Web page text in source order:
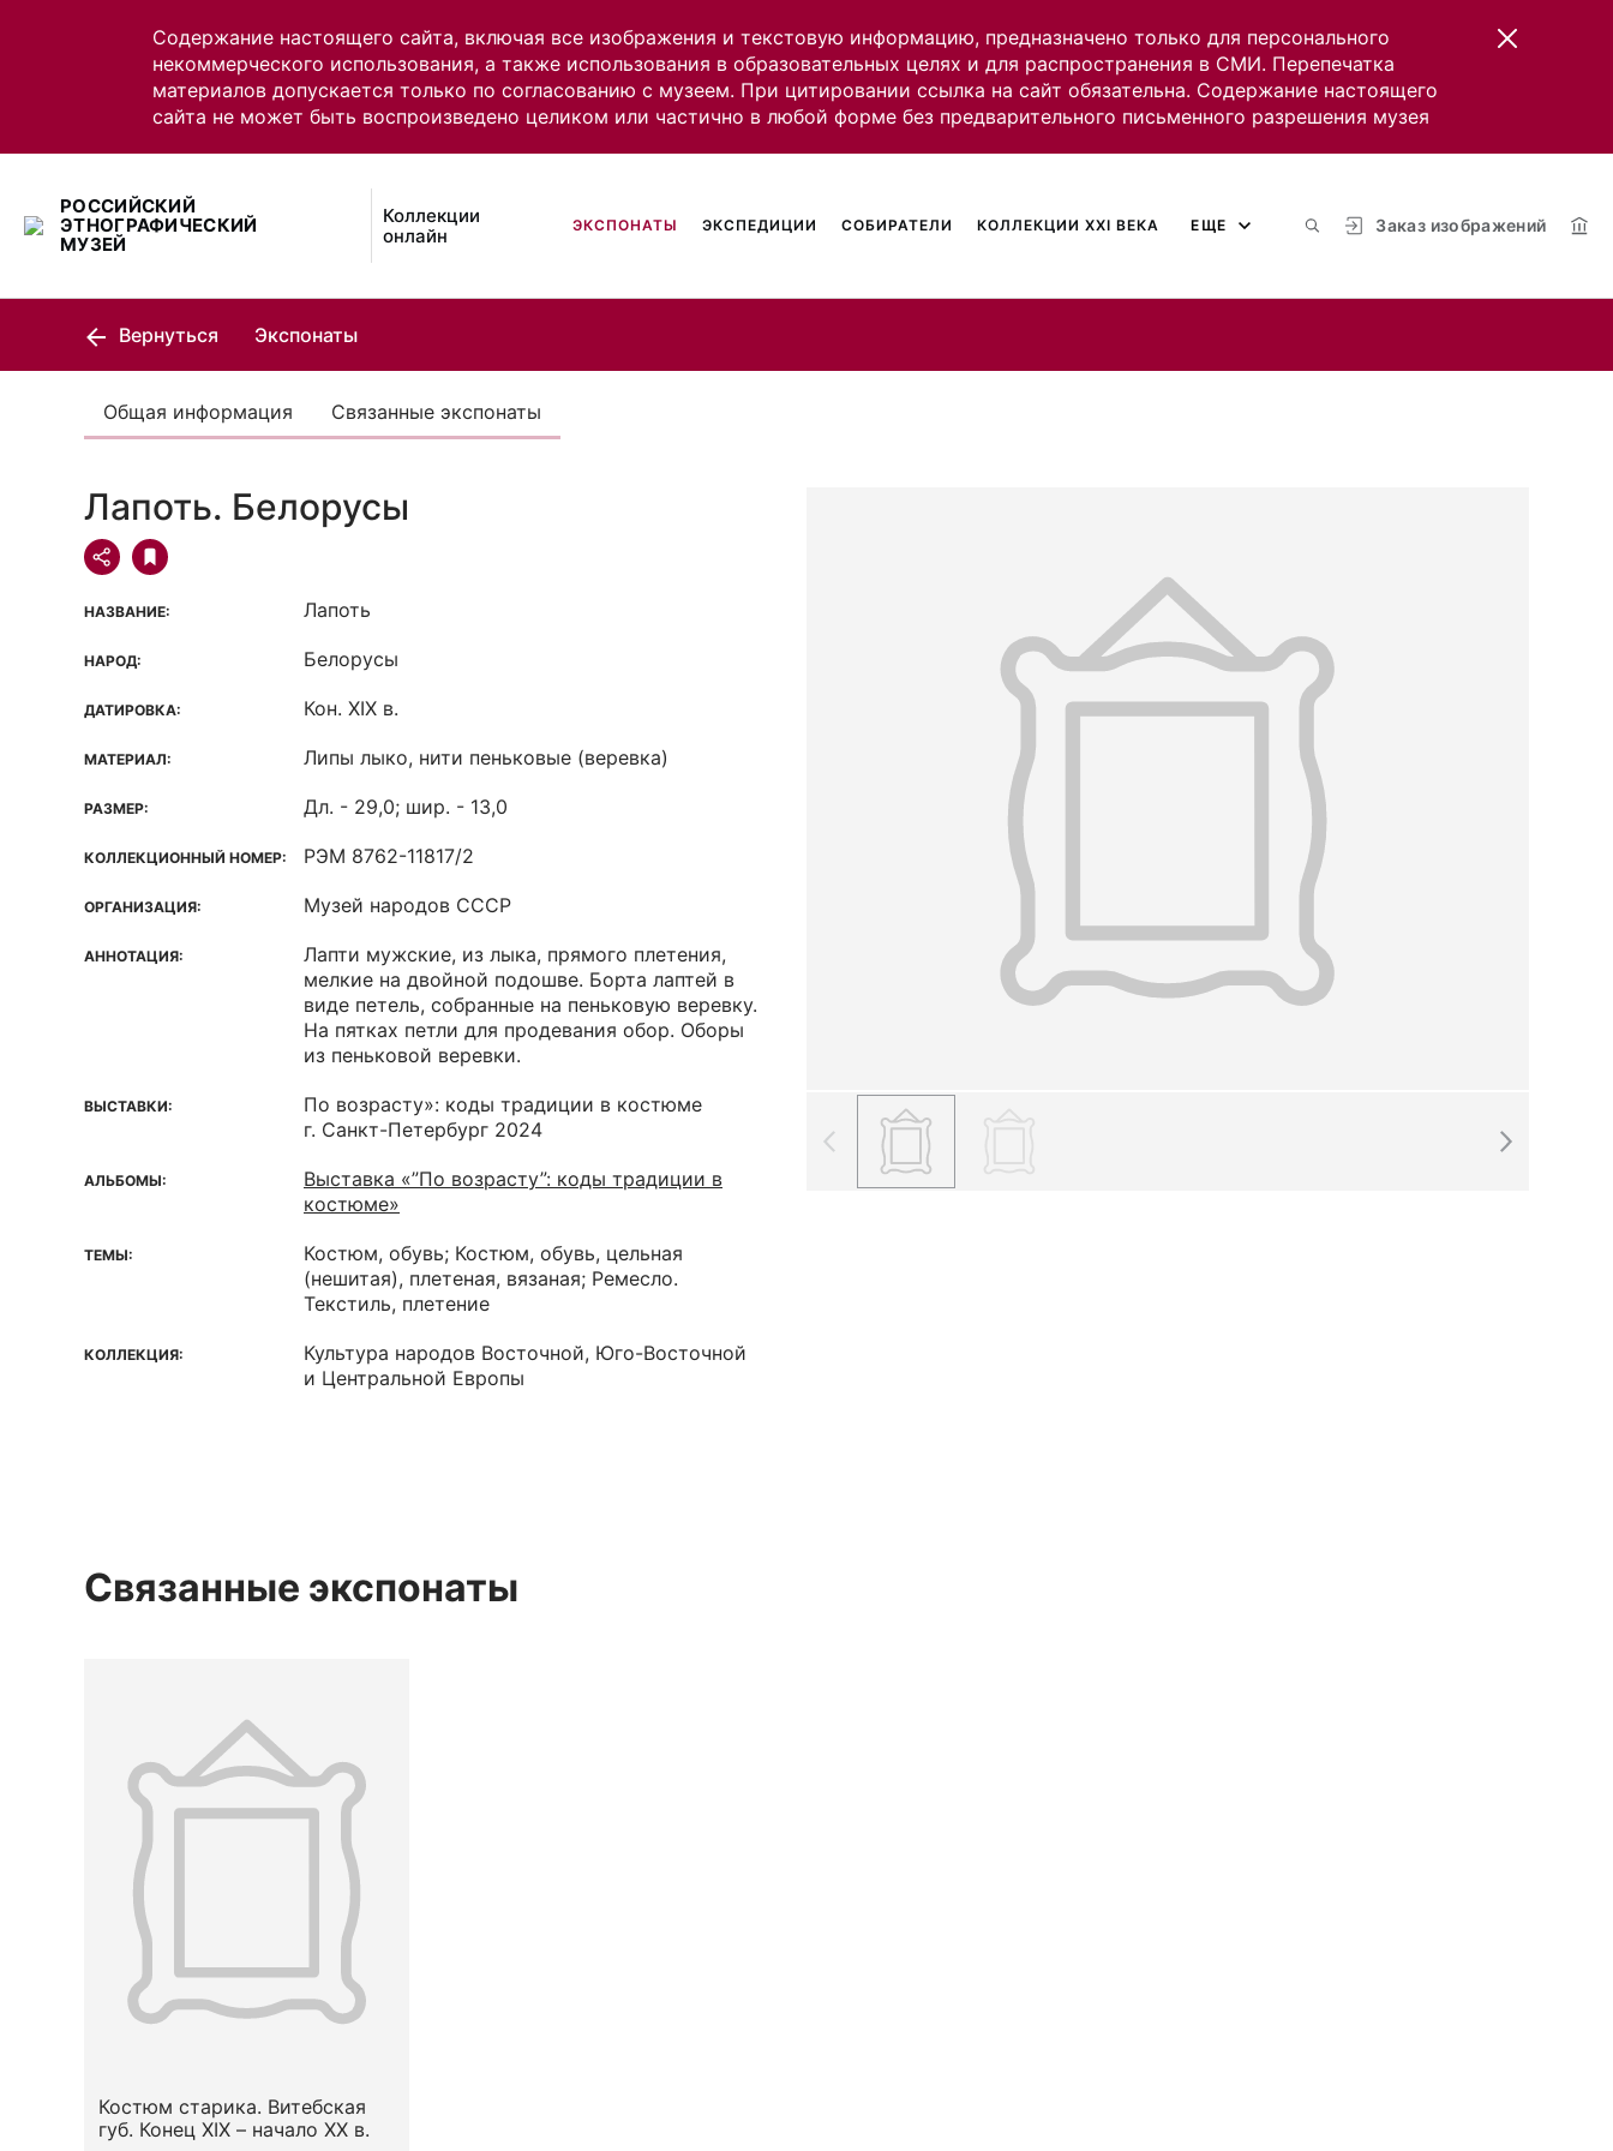
Содержание настоящего сайта, включая все изображения и текстовую информацию, предназначено только для персонального
некоммерческого использования, а также использования в образовательных целях и для распространения в СМИ. Перепечатка
материалов допускается только по согласованию с музеем. При цитировании ссылка на сайт обязательна. Содержание настоящего
сайта не может быть воспроизведено целиком или частично в любой форме без предварительного письменного разрешения музея
РОССИЙСКИЙ
ЭТНОГРАФИЧЕСКИЙ
МУЗЕЙ
Коллекции
онлайн
Заказ изображений
ЭКСПОНАТЫ ЭКСПЕДИЦИИ СОБИРАТЕЛИ КОЛЛЕКЦИИ XXI ВЕКА ЕЩЕ
Вернуться Экспонаты
Общая информация Связанные экспонаты
Лапоть. Белорусы
НАЗВАНИЕ: Лапоть
НАРОД: Белорусы
ДАТИРОВКА: Кон. XIX в.
МАТЕРИАЛ: Липы лыко, нити пеньковые (веревка)
РАЗМЕР: Дл. - 29,0; шир. - 13,0
КОЛЛЕКЦИОННЫЙ НОМЕР: РЭМ 8762-11817/2
ОРГАНИЗАЦИЯ: Музей народов СССР
АННОТАЦИЯ:
Лапти мужские, из лыка, прямого плетения,
мелкие на двойной подошве. Борта лаптей в
виде петель, собранные на пеньковую веревку.
На пятках петли для продевания обор. Оборы
из пеньковой веревки.
ВЫСТАВКИ:
По возрасту»: коды традиции в костюме
г. Санкт-Петербург 2024
АЛЬБОМЫ:
Выставка «”По возрасту”: коды традиции в
костюме»
ТЕМЫ:
Костюм, обувь; Костюм, обувь, цельная
(нешитая), плетеная, вязаная; Ремесло.
Текстиль, плетение
КОЛЛЕКЦИЯ:
Культура народов Восточной, Юго-Восточной
и Центральной Европы
Связанные экспонаты
Костюм старика. Витебская
губ. Конец XIX – начало XX в.